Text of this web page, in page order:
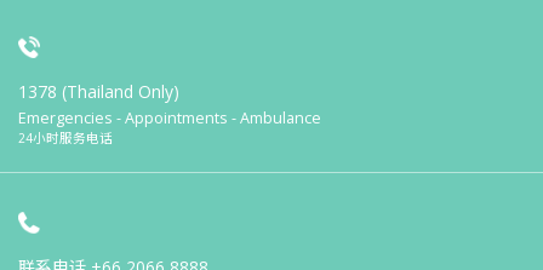
1378 (Thailand Only)
Emergencies - Appointments - Ambulance
24小时服务电话